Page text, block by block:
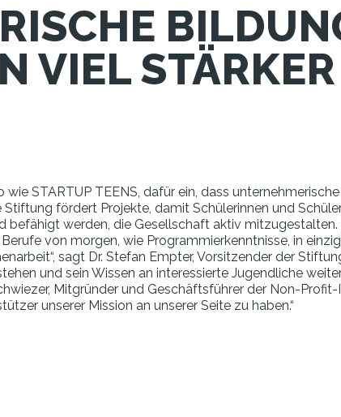
VIEL STÄRKER
STARTUP TEENS, dafür ein, dass
Stiftung fördert Projekte, damit Schülerinnen und
befähigt werden, die Gesellschaft aktiv mitzugestalten.
von morgen, wie Programmierkenntnisse, in
sagt Dr. Stefan Empter, Vorsitzender der
und sein Wissen an interessierte Jugendliche
Mitgründer und Geschäftsführer der Non-
unserer Mission an unserer Seite zu haben.“